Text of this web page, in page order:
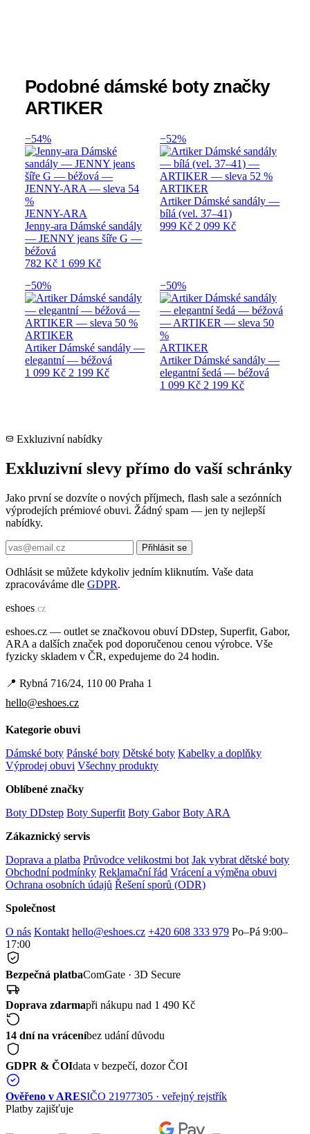
Podobné dámské boty značky
ARTIKER
−54%
JENNY-ARA
Jenny-ara Dámské sandály
— JENNY jeans šíře G —
béžová
782 Kč 1 699 Kč
−52%
ARTIKER
Artiker Dámské sandály —
bílá (vel. 37–41)
999 Kč 2 099 Kč
−50%
ARTIKER
Artiker Dámské sandály —
elegantní — béžová
1 099 Kč 2 199 Kč
−50%
ARTIKER
Artiker Dámské sandály —
elegantní šedá — béžová
1 099 Kč 2 199 Kč
Exkluzivní nabídky
Exkluzivní slevy přímo do vaší schránky
Jako první se dozvíte o nových příjmech, flash sale a sezónních
výprodejích prémiové obuvi. Žádný spam — jen ty nejlepší
nabídky.
Přihlásit se
Odhlásit se můžete kdykoliv jedním kliknutím. Vaše data
zpracováváme dle GDPR.
eshoes .cz
eshoes.cz — outlet se značkovou obuví DDstep, Superfit, Gabor,
ARA a dalších značek pod doporučenou cenou výrobce. Vše
fyzicky skladem v ČR, expedujeme do 24 hodin.
📍 Rybná 716/24, 110 00 Praha 1
hello@eshoes.cz
Kategorie obuvi
Dámské boty Pánské boty Dětské boty Kabelky a doplňky
Výprodej obuvi Všechny produkty
Oblíbené značky
Boty DDstep Boty Superfit Boty Gabor Boty ARA
Zákaznický servis
Doprava a platba Průvodce velikostmi bot Jak vybrat dětské boty
Obchodní podmínky Reklamační řád Vrácení a výměna obuvi
Ochrana osobních údajů Řešení sporů (ODR)
Společnost
O nás Kontakt hello@eshoes.cz +420 608 333 979 Po–Pá 9:00–
17:00
Bezpečná platbaComGate · 3D Secure
Doprava zdarmapři nákupu nad 1 490 Kč
14 dní na vráceníbez udání důvodu
GDPR & ČOIdata v bezpečí, dozor ČOI
Ověřeno v ARESIČO 21977305 · veřejný rejstřík
Platby zajišťuje